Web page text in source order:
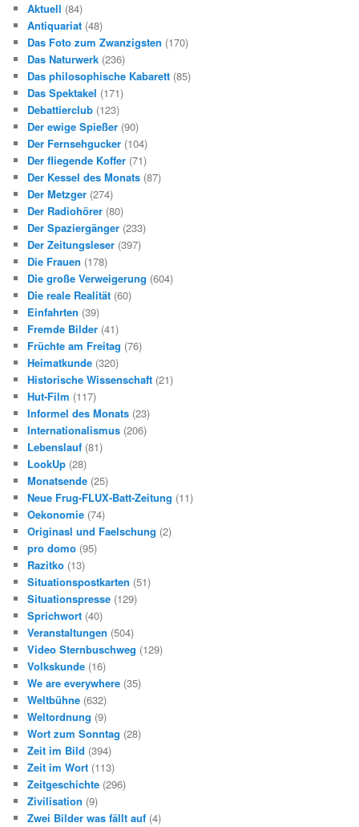
Aktuell (84)
Antiquariat (48)
Das Foto zum Zwanzigsten (170)
Das Naturwerk (236)
Das philosophische Kabarett (85)
Das Spektakel (171)
Debattierclub (123)
Der ewige Spießer (90)
Der Fernsehgucker (104)
Der fliegende Koffer (71)
Der Kessel des Monats (87)
Der Metzger (274)
Der Radiohörer (80)
Der Spaziergänger (233)
Der Zeitungsleser (397)
Die Frauen (178)
Die große Verweigerung (604)
Die reale Realität (60)
Einfahrten (39)
Fremde Bilder (41)
Früchte am Freitag (76)
Heimatkunde (320)
Historische Wissenschaft (21)
Hut-Film (117)
Informel des Monats (23)
Internationalismus (206)
Lebenslauf (81)
LookUp (28)
Monatsende (25)
Neue Frug-FLUX-Batt-Zeitung (11)
Oekonomie (74)
Originasl und Faelschung (2)
pro domo (95)
Razitko (13)
Situationspostkarten (51)
Situationspresse (129)
Sprichwort (40)
Veranstaltungen (504)
Video Sternbuschweg (129)
Volkskunde (16)
We are everywhere (35)
Weltbühne (632)
Weltordnung (9)
Wort zum Sonntag (28)
Zeit im Bild (394)
Zeit im Wort (113)
Zeitgeschichte (296)
Zivilisation (9)
Zwei Bilder was fällt auf (4)